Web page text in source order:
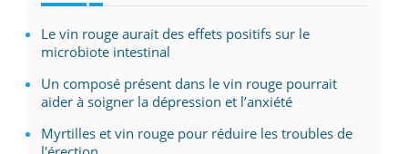
Le vin rouge aurait des effets positifs sur le
microbiote intestinal
Un composé présent dans le vin rouge pourrait
aider à soigner la dépression et l’anxiété
Myrtilles et vin rouge pour réduire les troubles de